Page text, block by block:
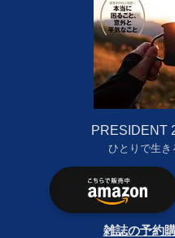
PRESIDENT
ひとりで生き
雑誌の予約